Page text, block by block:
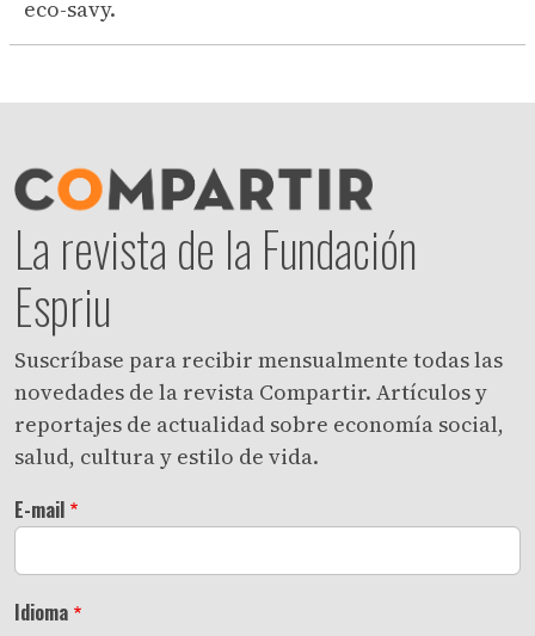
eco-savy.
La revista de la Fundación
Espriu
Suscríbase para recibir mensualmente todas las
novedades de la revista Compartir. Artículos y
reportajes de actualidad sobre economía social,
salud, cultura y estilo de vida.
E-mail
Idioma